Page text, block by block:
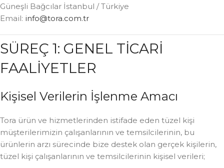
Güneşli Bağcılar İstanbul / Türkiye
Email: info@tora.com.tr
SÜREÇ 1: GENEL TİCARİ
FAALİYETLER
Kişisel Verilerin İşlenme Amacı
Tora ürün ve hizmetlerinden istifade eden tüzel kişi
müşterilerimizin çalışanlarının ve temsilcilerinin, bu
ürünlerin arzı sürecinde bize destek olan gerçek kişilerin,
tüzel kişi çalışanlarının ve temsilcilerinin kişisel verileri;